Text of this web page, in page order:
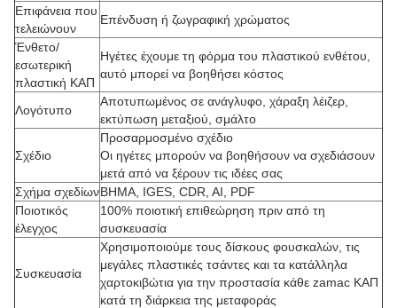
Επιφάνεια που
τελειώνουν
Επένδυση ή ζωγραφική χρώματος
Ένθετο/
εσωτερική
πλαστική ΚΑΠ
Ηγέτες έχουμε τη φόρμα του πλαστικού ενθέτου,
αυτό μπορεί να βοηθήσει κόστος
Λογότυπο
Αποτυπωμένος σε ανάγλυφο, χάραξη λέιζερ,
εκτύπωση μεταξιού, σμάλτο
Σχέδιο
Προσαρμοσμένο σχέδιο
Οι ηγέτες μπορούν να βοηθήσουν να σχεδιάσουν
μετά από να ξέρουν τις ιδέες σας
Σχήμα σχεδίωνΒΗΜΑ, IGES, CDR, AI, PDF
Ποιοτικός
έλεγχος
100% ποιοτική επιθεώρηση πριν από τη
συσκευασία
Συσκευασία
Χρησιμοποιούμε τους δίσκους φουσκαλών, τις
μεγάλες πλαστικές τσάντες και τα κατάλληλα
χαρτοκιβώτια για την προστασία κάθε zamac ΚΑΠ
κατά τη διάρκεια της μεταφοράς